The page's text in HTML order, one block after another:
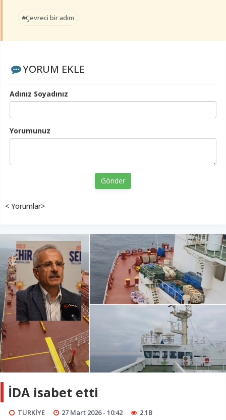
#Çevreci bir adım
YORUM EKLE
Adınız Soyadınız
Yorumunuz
Gönder
< Yorumlar>
İDA isabet etti
TÜRKİYE 27 Mart 2026 - 10:42 2.1B